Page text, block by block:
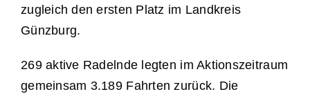
zugleich den ersten Platz im Landkreis
Günzburg.
269 aktive Radelnde legten im Aktionszeitraum
gemeinsam 3.189 Fahrten zurück. Die